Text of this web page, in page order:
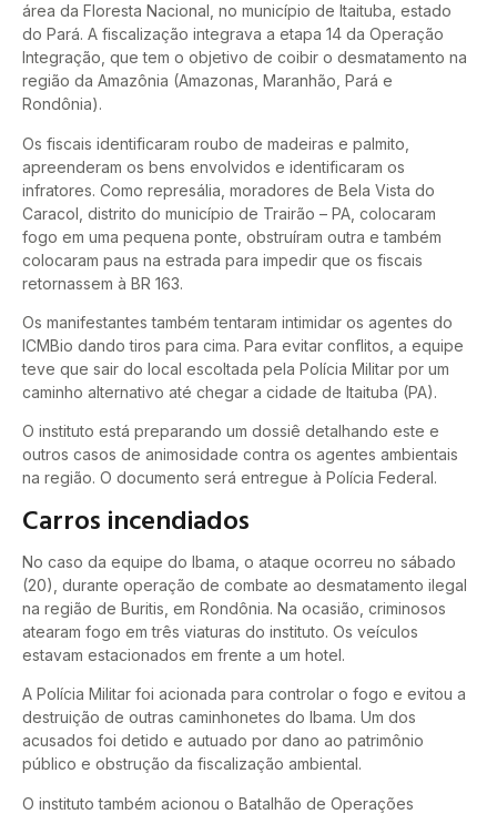
área da Floresta Nacional, no município de Itaituba, estado
do Pará. A fiscalização integrava a etapa 14 da Operação
Integração, que tem o objetivo de coibir o desmatamento na
região da Amazônia (Amazonas, Maranhão, Pará e
Rondônia).
Os fiscais identificaram roubo de madeiras e palmito,
apreenderam os bens envolvidos e identificaram os
infratores. Como represália, moradores de Bela Vista do
Caracol, distrito do município de Trairão – PA, colocaram
fogo em uma pequena ponte, obstruíram outra e também
colocaram paus na estrada para impedir que os fiscais
retornassem à BR 163.
Os manifestantes também tentaram intimidar os agentes do
ICMBio dando tiros para cima. Para evitar conflitos, a equipe
teve que sair do local escoltada pela Polícia Militar por um
caminho alternativo até chegar a cidade de Itaituba (PA).
O instituto está preparando um dossiê detalhando este e
outros casos de animosidade contra os agentes ambientais
na região. O documento será entregue à Polícia Federal.
Carros incendiados
No caso da equipe do Ibama, o ataque ocorreu no sábado
(20), durante operação de combate ao desmatamento ilegal
na região de Buritis, em Rondônia. Na ocasião, criminosos
atearam fogo em três viaturas do instituto. Os veículos
estavam estacionados em frente a um hotel.
A Polícia Militar foi acionada para controlar o fogo e evitou a
destruição de outras caminhonetes do Ibama. Um dos
acusados foi detido e autuado por dano ao patrimônio
público e obstrução da fiscalização ambiental.
O instituto também acionou o Batalhão de Operações